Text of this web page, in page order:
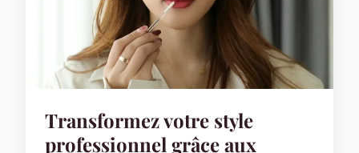
Transformez votre style
professionnel grâce aux